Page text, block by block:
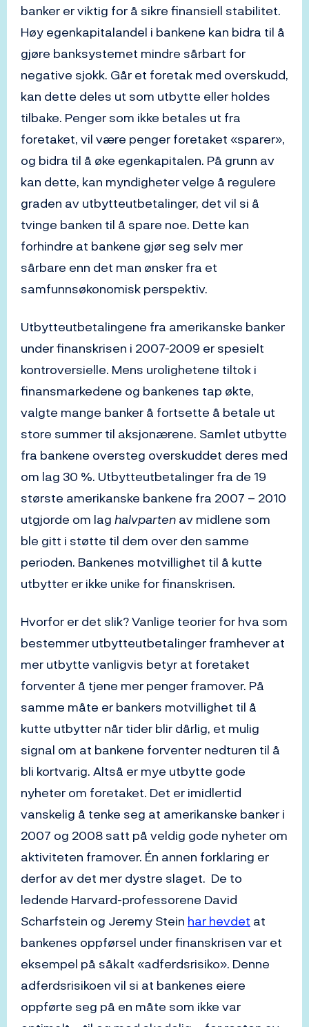
banker er viktig for å sikre finansiell stabilitet.
Høy egenkapitalandel i bankene kan bidra til å
gjøre banksystemet mindre sårbart for
negative sjokk. Går et foretak med overskudd,
kan dette deles ut som utbytte eller holdes
tilbake. Penger som ikke betales ut fra
foretaket, vil være penger foretaket «sparer»,
og bidra til å øke egenkapitalen. På grunn av
kan dette, kan myndigheter velge å regulere
graden av utbytteutbetalinger, det vil si å
tvinge banken til å spare noe. Dette kan
forhindre at bankene gjør seg selv mer
sårbare enn det man ønsker fra et
samfunnsøkonomisk perspektiv.
Utbytteutbetalingene fra amerikanske banker
under finanskrisen i 2007-2009 er spesielt
kontroversielle. Mens urolighetene tiltok i
finansmarkedene og bankenes tap økte,
valgte mange banker å fortsette å betale ut
store summer til aksjonærene. Samlet utbytte
fra bankene oversteg overskuddet deres med
om lag 30 %. Utbytteutbetalinger fra de 19
største amerikanske bankene fra 2007 – 2010
utgjorde om laghalvpartenav midlene som
ble gitt i støtte til dem over den samme
perioden. Bankenes motvillighet til å kutte
utbytter er ikke unike for finanskrisen.
Hvorfor er det slik? Vanlige teorier for hva som
bestemmer utbytteutbetalinger framhever at
mer utbytte vanligvis betyr at foretaket
forventer å tjene mer penger framover. På
samme måte er bankers motvillighet til å
kutte utbytter når tider blir dårlig, et mulig
signal om at bankene forventer nedturen til å
bli kortvarig. Altså er mye utbytte gode
nyheter om foretaket. Det er imidlertid
vanskelig å tenke seg at amerikanske banker i
2007 og 2008 satt på veldig gode nyheter om
aktiviteten framover. Én annen forklaring er
derfor av det mer dystre slaget. De to
ledende Harvard-professorene David
Scharfstein og Jeremy Stein har hevdet at
bankenes oppførsel under finanskrisen var et
eksempel på såkalt «adferdsrisiko». Denne
adferdsrisikoen vil si at bankenes eiere
oppførte seg på en måte som ikke var